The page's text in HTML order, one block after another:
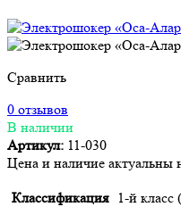
Сравнить
0 отзывов
В наличии
Артикул: 11-030
Цена и наличие актуальны
Классификация 1-й класс